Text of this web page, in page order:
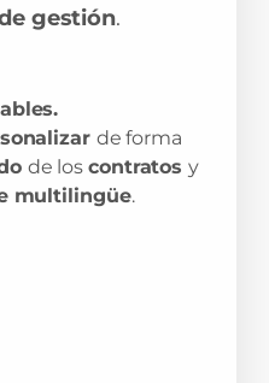
gestión.
de forma
de los contratos y
multilingüe.